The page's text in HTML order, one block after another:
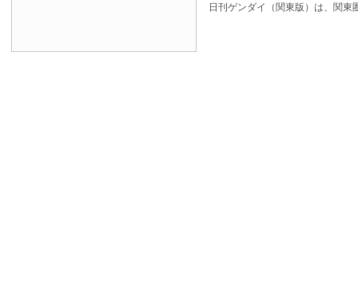
日刊ゲンダイ（関東版）は、関